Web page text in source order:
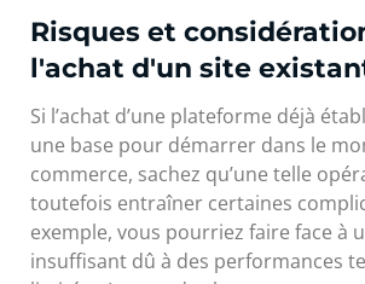
Risques et
l'achat d'un site
Si l’achat d’une plateforme déjà
une base pour démarrer dans le
commerce, sachez qu’une telle
toutefois entraîner certaines
exemple, vous pourriez faire face à
insuffisant dû à des performances